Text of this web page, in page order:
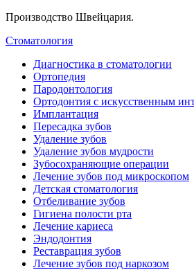
Производство Швейцария.
Стоматология
Диагностика в стоматологии
Ортопедия
Пародонтология
Ортодонтия с искусственным
Имплантация
Пересадка зубов
Удаление зубов
Удаление зубов мудрости
Зубосохраняющие операции
Лечение зубов под микроскопом
Детская стоматология
Отбеливание зубов
Гигиена полости рта
Лечение кариеса
Эндодонтия
Реставрация зубов
Лечение зубов под наркозом